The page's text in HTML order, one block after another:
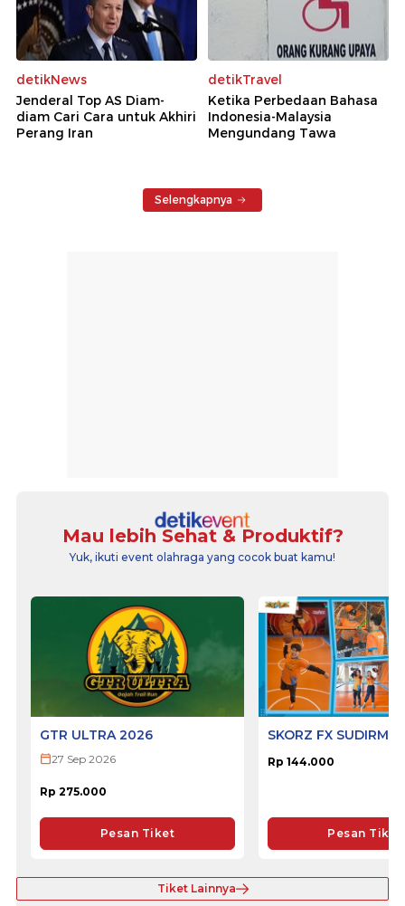
detikNews
Jenderal Top AS Diam-
diam Cari Cara untuk Akhiri
Perang Iran
detikTravel
Ketika Perbedaan Bahasa
Indonesia-Malaysia
Mengundang Tawa
Selengkapnya
Mau lebih Sehat & Produktif?
Yuk, ikuti event olahraga yang cocok buat kamu!
GTR ULTRA 2026
27 Sep 2026
Rp 275.000
Pesan Tiket
SKORZ FX
Rp 144.000
Pesan Tiket
Tiket Lainnya